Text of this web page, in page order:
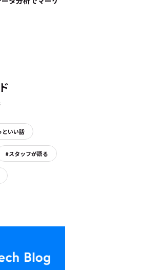
といい話
#スタッフが語る